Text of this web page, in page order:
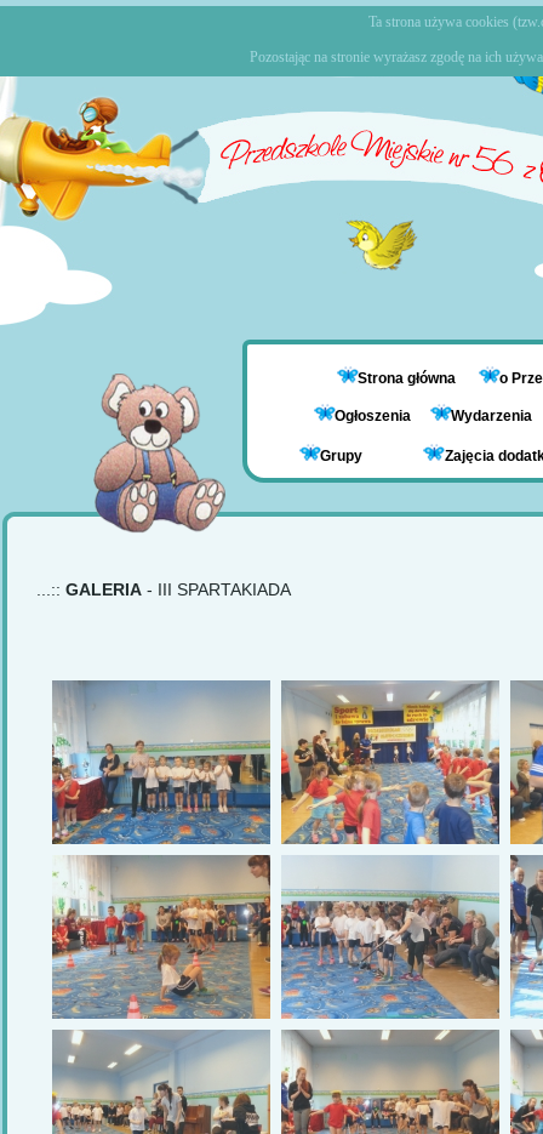
Strona główna o
Ogłoszenia Wydarzenia
Grupy Zajęcia
...:: GALERIA - III SPARTAKIADA
Ta strona używa cookies
Pozostając na stronie wyrażasz zgodę na ich